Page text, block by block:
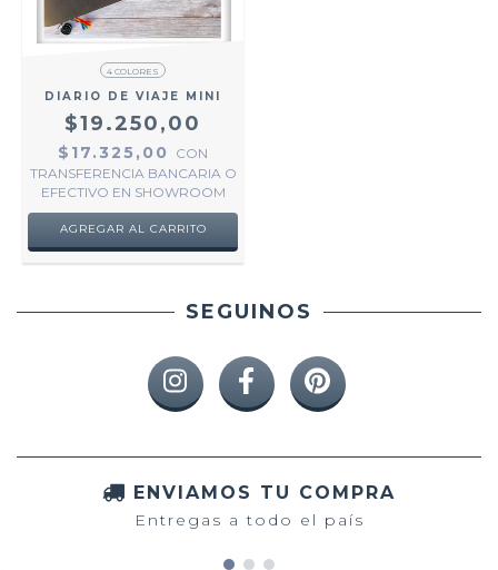
4 COLORES
DIARIO DE VIAJE MINI
$19.250,00
$17.325,00
CON
TRANSFERENCIA BANCARIA O
EFECTIVO EN SHOWROOM
AGREGAR AL CARRITO
SEGUINOS
ENVIAMOS TU COMPRA
Entregas a todo el país